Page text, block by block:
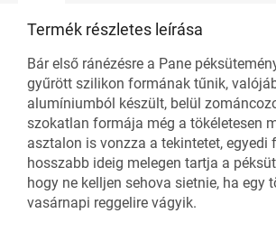
Termék részletes leírása
Bár első ránézésre a Pane
gyűrött szilikon formának tűnik,
alumíniumból készült, belül
szokatlan formája még a tökéletesen
asztalon is vonzza a tekintetet, egyedi
hosszabb ideig melegen tartja a
hogy ne kelljen sehova sietnie, ha egy
vasárnapi reggelire vágyik.